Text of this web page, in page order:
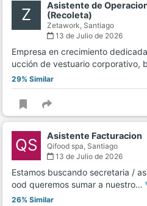
Z
Asistente de
(Recoleta)
Zetawork, Santiago
13 de Julio de 2026
Empresa en crecimiento
ucción de vestuario corporativo,
29% Similar
QS Asistente Facturacion
Qifood spa, Santiago
13 de Julio de 2026
Estamos buscando secretaria /
ood queremos sumar a nuestro…
26% Similar